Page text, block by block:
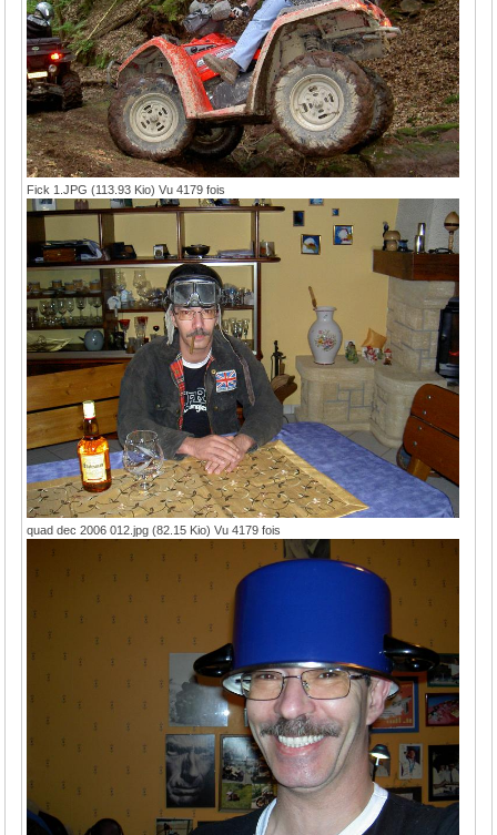
Fick 1.JPG (113.93 Kio) Vu 4179 fois
quad dec 2006 012.jpg (82.15 Kio) Vu 4179 fois